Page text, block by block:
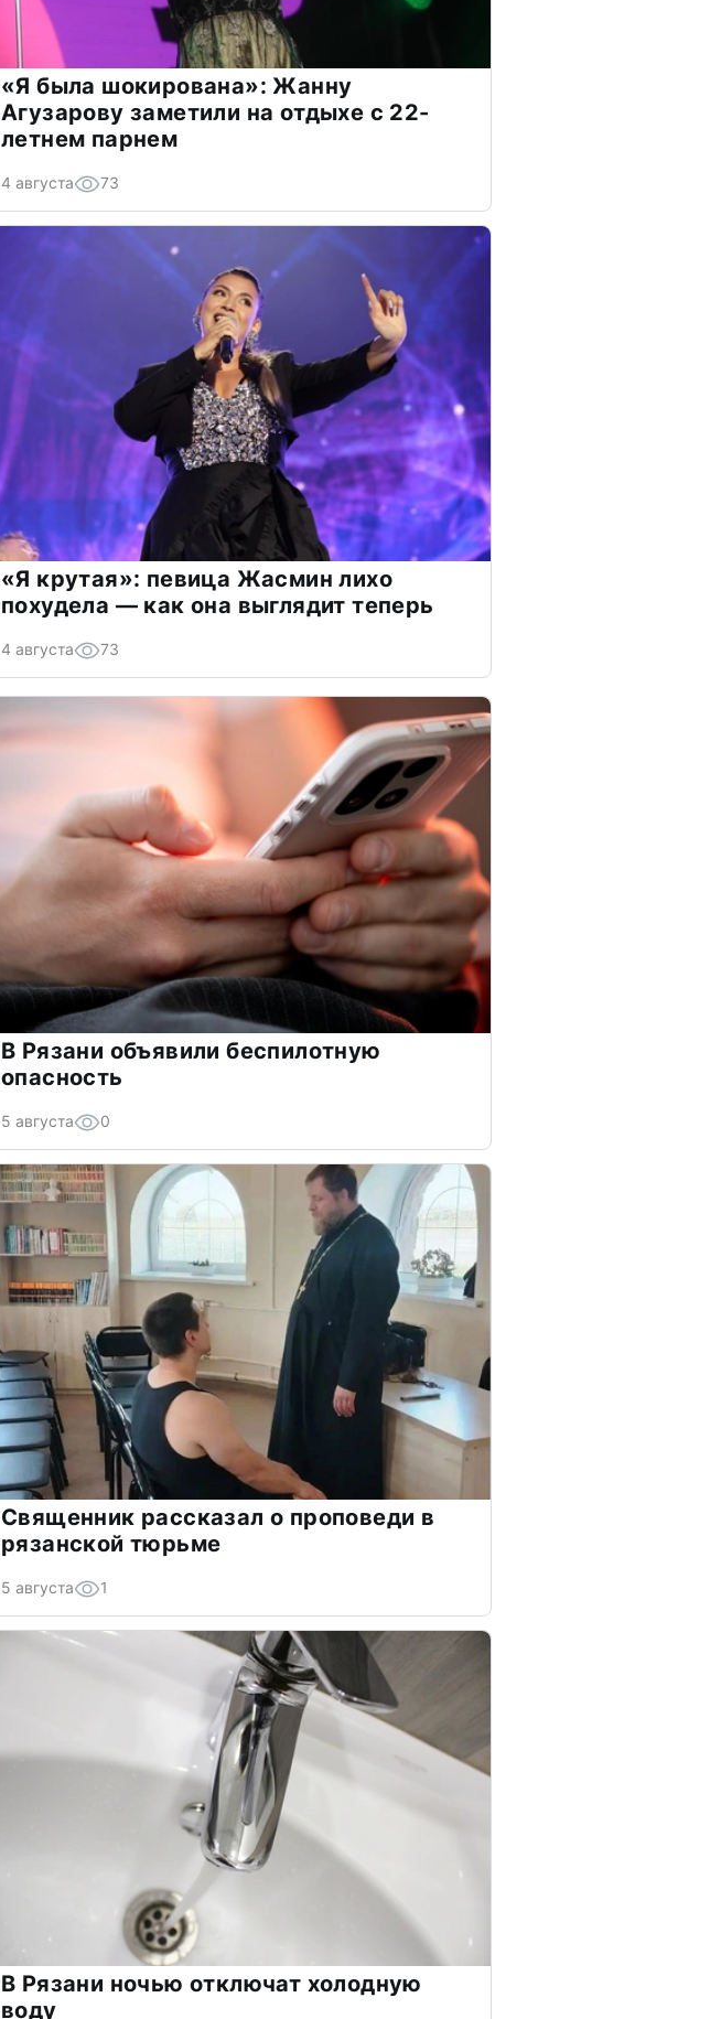
«Я была шокирована»: Жанну
Агузарову заметили на отдыхе с 22-
летнем парнем
4 августа 73
«Я крутая»: певица Жасмин лихо
похудела — как она выглядит теперь
4 августа 73
В Рязани объявили беспилотную
опасность
5 августа 0
Священник рассказал о проповеди в
рязанской тюрьме
5 августа 1
В Рязани ночью отключат холодную
воду